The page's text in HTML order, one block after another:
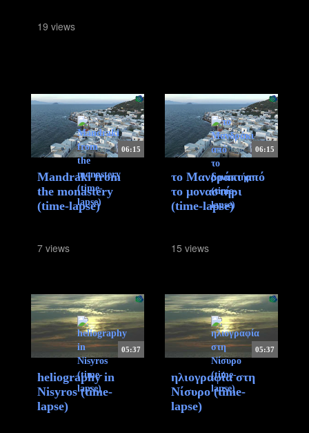
19 views
06:15
Mandraki from
the monastery
(time-lapse)
7 views
06:15
το Μανδράκι από
το μοναστήρι
(time-lapse)
15 views
05:37
heliography in
Nisyros (time-
lapse)
05:37
ηλιογραφία στη
Νίσυρο (time-
lapse)